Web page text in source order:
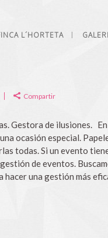
L´HORTETA
Compartir
Gestora de ilusiones.
ocasión especial.
todas. Si un evento
de eventos.
una gestión más